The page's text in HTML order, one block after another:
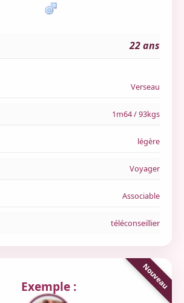
22 ans
Verseau
1m64 / 93kgs
légère
Voyager
Associable
téléconseillier
Exemple :